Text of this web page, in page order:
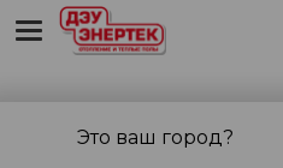
Это ваш город?